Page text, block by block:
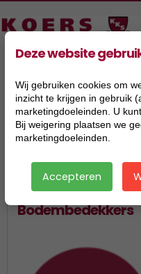
Bodembedekkers
Deze website
Wij gebruiken cookies om
inzicht te krijgen in gebruik
marketingdoeleinden. U
Bij weigering plaatsen we
marketingdoeleinden.
Accepteren